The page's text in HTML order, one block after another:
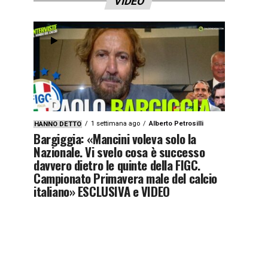
HANNO DETTO 1 settimana ago Alberto Petrosilli
Bargiggia: «Mancini voleva solo la
Nazionale. Vi svelo cosa è successo
davvero dietro le quinte della FIGC.
Campionato Primavera male del calcio
italiano» ESCLUSIVA e VIDEO